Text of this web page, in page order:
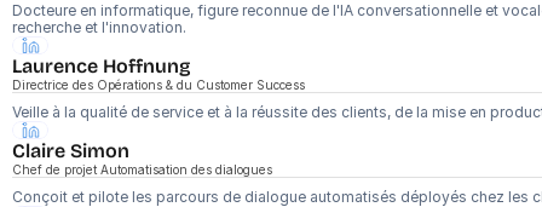
Docteure en informatique, figure reconnue de l'IA conversationnelle et
recherche et l'innovation.
Laurence Hoffnung
Directrice des Opérations & du Customer Success
Veille à la qualité de service et à la réussite des clients, de la mise en
Claire Simon
Chef de projet Automatisation des dialogues
Conçoit et pilote les parcours de dialogue automatisés déployés chez les